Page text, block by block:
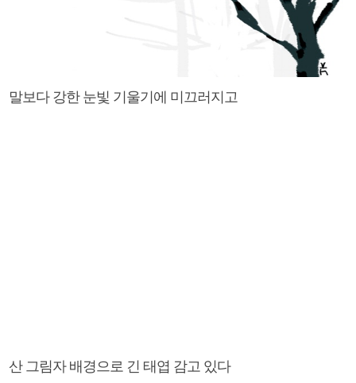
말보다 강한 눈빛 기울기에 미끄러지고
산 그림자 배경으로 긴 태엽 감고 있다